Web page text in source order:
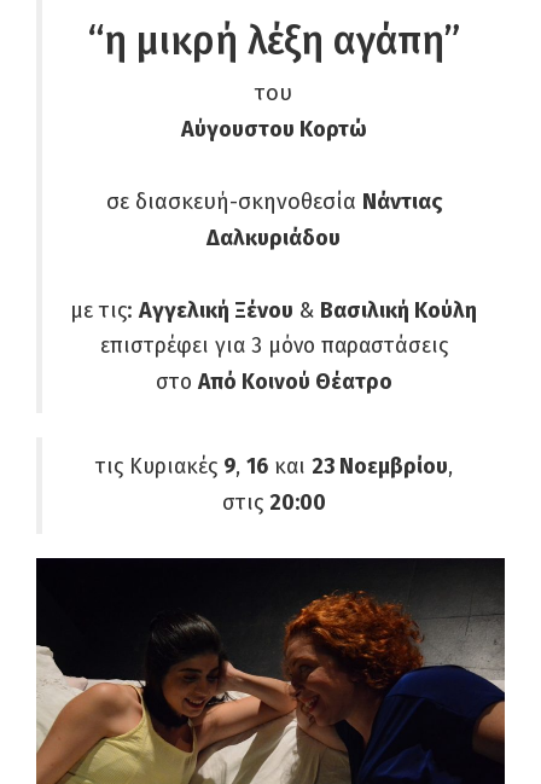
“η μικρή λέξη αγάπη”
του
Αύγουστου Κορτώ
σε διασκευή-σκηνοθεσία Νάντιας
Δαλκυριάδου
με τις: Αγγελική Ξένου & Βασιλική Κούλη
επιστρέφει για 3 μόνο παραστάσεις
στο Από Κοινού Θέατρο
τις Κυριακές 9, 16και 23 Νοεμβρίου,
στις 20:00